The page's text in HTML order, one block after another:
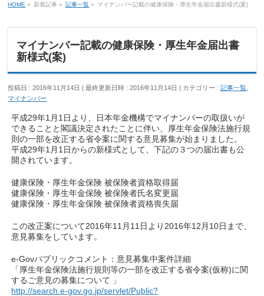
HOME » 新着記事 » 記事一覧 » マイナンバー記載の健康保険・厚生年金届出書新様式(案)
マイナンバー記載の健康保険・厚生年金届出書
新様式(案)
投稿日 : 2016年11月14日 最終更新日時 : 2016年11月14日 カテゴリー :記事一覧
マイナンバー
平成29年1月1日より、日本年金機構でマイナンバーの取扱いが
できることと閣議決定されたことに伴い、厚生年金保険法施行規
則の一部を改正する省令案に関する意見募集が始まりました。
平成29年1月1日からの新様式として、下記の３つの届出書も公
開されています。
健康保険・厚生年金保険 被保険者資格取得届
健康保険・厚生年金保険 被保険者氏名変更届
健康保険・厚生年金保険 被保険者資格喪失届
この改正案について2016年11月11日より2016年12月10日まで、
意見募集をしています。
e-Govパブリックコメント：意見募集中案件詳細
「厚生年金保険法施行規則等の一部を改正する省令案(仮称)に関
するご意見の募集について 」
http://search.e-gov.go.jp/servlet/Public?